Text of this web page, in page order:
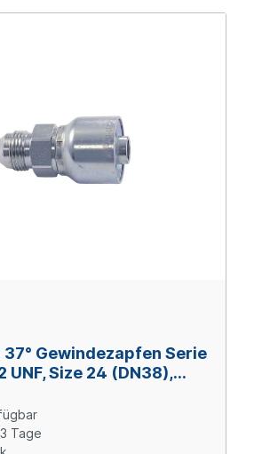
37° Gewindezapfen Serie
UNF, Size 24 (DN38),
Tage